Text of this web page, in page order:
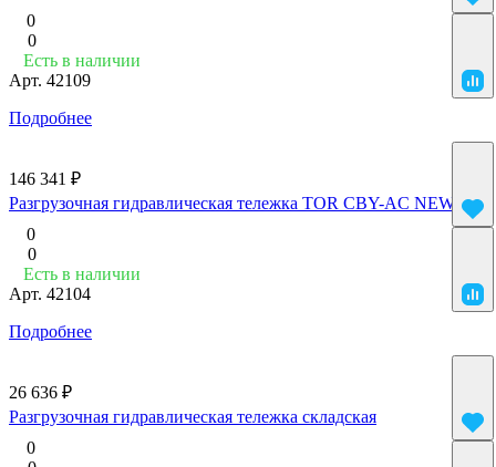
0
0
Есть в наличии
Арт. 42109
Подробнее
146 341 ₽
Разгрузочная гидравлическая тележка TOR CBY-AC NEW
0
0
Есть в наличии
Арт. 42104
Подробнее
26 636 ₽
Разгрузочная гидравлическая тележка складская
0